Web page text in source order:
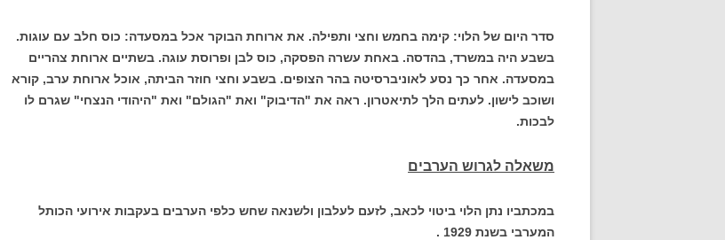
סדר היום של הלוי: קימה בחמש וחצי ותפילה. את ארוחת הבוקר אכל במסעדה: כוס חלב עם עוגות.
בשבע היה במשרד, בהדסה. באחת עשרה הפסקה, כוס לבן ופרוסת עוגה. בשתיים ארוחת צהריים
במסעדה. אחר כך נסע לאוניברסיטה בהר הצופים. בשבע וחצי חוזר הביתה, אוכל ארוחת ערב, קורא
ושוכב לישון. לעתים הלך לתיאטרון. ראה את "הדיבוק" ואת "הגולם" ואת "היהודי הנצחי" שגרם לו
לבכות.
משאלה לגרוש הערבים
במכתביו נתן הלוי ביטוי לכאב, לזעם לעלבון ולשנאה שחש כלפי הערבים בעקבות אירועי הכותל
המערבי בשנת 1929 .